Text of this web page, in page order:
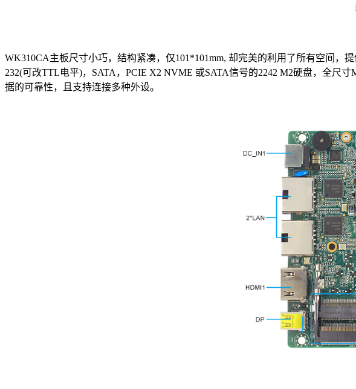
WK310CA主板尺寸小巧，结构紧凑，仅101*101mm, 却完美的利用了所有空间，提
232(可改TTL电平)，SATA，PCIE X2 NVME 或SATA信号的2242 M2硬盘，全尺
据的可靠性，且支持连接多种外设。